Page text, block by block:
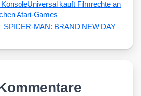
Universal kauft Filmrechte an
Atari-Games
SPIDER-MAN: BRAND NEW DAY